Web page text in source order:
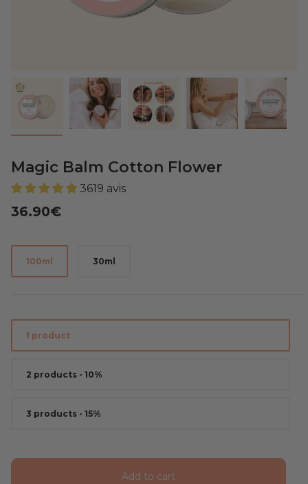
Magic Balm Cotton Flower
3619 avis
36.90€
Size
100ml
30ml
Quantity
1 product
2 products - 10%
3 products - 15%
Add to cart